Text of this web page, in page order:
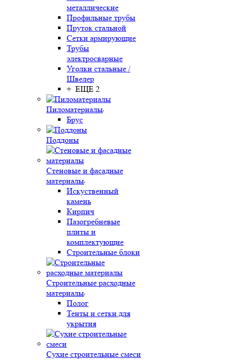
металлические
Профильные трубы
Пруток стальной
Сетки армирующие
Трубы
электросварные
Уголки стальные /
Швелер
+ ЕЩЕ 2
Пиломатериалы
Брус
Поддоны
Стеновые и фасадные
материалы
Искуственный
камень
Кирпич
Пазогребневые
плиты и
комплектующие
Строительные блоки
Строительные расходные
материалы
Полог
Тенты и сетки для
укрытия
Сухие строительные смеси